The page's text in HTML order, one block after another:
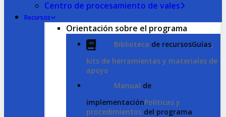
Centro de procesamiento de vales
Recursos
Orientación sobre el programa
Biblioteca de recursosGuías,
kits de herramientas y materiales de
apoyo
Manual de
implementaciónPolíticas y
procedimientos del programa